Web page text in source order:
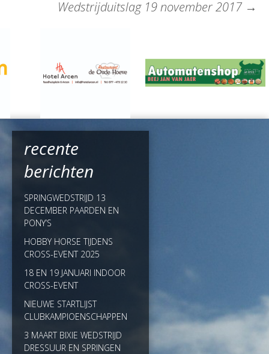
Wedstrijduitslag 19 november 2017 →
recente
berichten
SPRINGWEDSTRIJD 13
DECEMBER PAARDEN EN
PONY’S
HOBBY HORSE TIJDENS
CROSS-EVENT 2025
18 EN 19 JANUARI INDOOR
CROSS-EVENT
NIEUWE STARTLIJST
CLUBKAMPIOENSCHAPPEN
3 MAART BIXIE WEDSTRIJD
DRESSUUR EN SPRINGEN